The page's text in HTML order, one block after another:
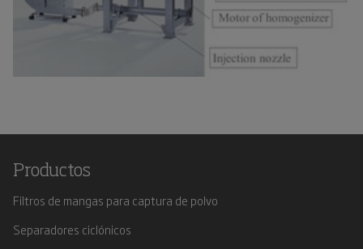
Productos
Filtros de mangas para captura de polvo
Separadores ciclónicos